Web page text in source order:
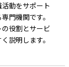
動をサポート
門機関です。
役割とサービ
説明します。